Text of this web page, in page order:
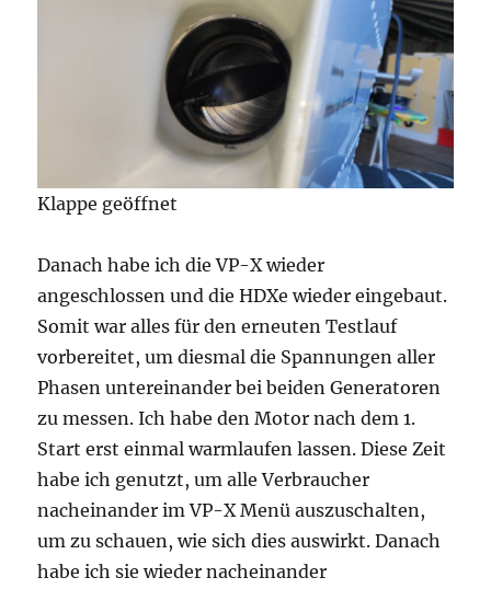
Klappe geöffnet
Danach habe ich die VP-X wieder
angeschlossen und die HDXe wieder eingebaut.
Somit war alles für den erneuten Testlauf
vorbereitet, um diesmal die Spannungen aller
Phasen untereinander bei beiden Generatoren
zu messen. Ich habe den Motor nach dem 1.
Start erst einmal warmlaufen lassen. Diese Zeit
habe ich genutzt, um alle Verbraucher
nacheinander im VP-X Menü auszuschalten,
um zu schauen, wie sich dies auswirkt. Danach
habe ich sie wieder nacheinander